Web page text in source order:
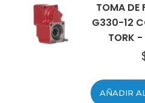
TOMA DE
G330-12
TORK
AÑADIR